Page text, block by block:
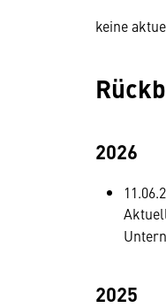
keine
2026
2025